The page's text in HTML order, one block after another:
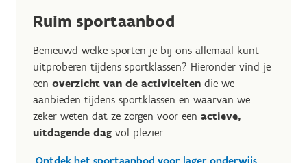
Ruim sportaanbod
Benieuwd welke sporten je bij ons allemaal kunt
uitproberen tijdens sportklassen? Hieronder vind je
een overzicht van de activiteiten die we
aanbieden tijdens sportklassen en waarvan we
zeker weten dat ze zorgen voor een actieve,
uitdagende dag vol plezier:
Ontdek het sportaanbod voor lager onderwijs